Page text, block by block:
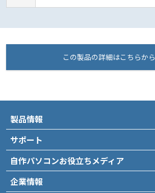
この製品の詳細はこちらから
製品情報
サポート
自作パソコンお役立ちメディア
企業情報